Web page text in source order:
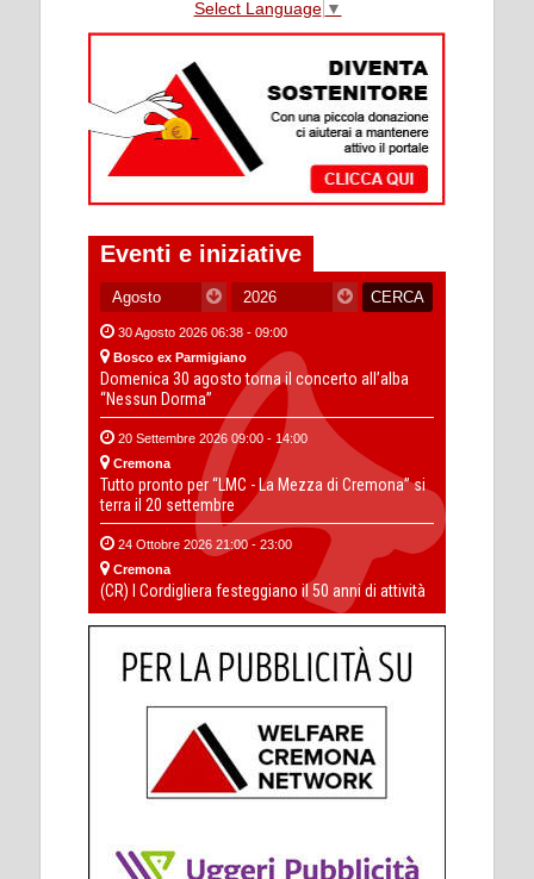
Select Language ▼
Eventi e iniziative
30 Agosto 2026 06:38 - 09:00
Bosco ex Parmigiano
Domenica 30 agosto torna il concerto all’alba
“Nessun Dorma”
20 Settembre 2026 09:00 - 14:00
Cremona
Tutto pronto per “LMC - La Mezza di Cremona” si
terra il 20 settembre
24 Ottobre 2026 21:00 - 23:00
Cremona
(CR) I Cordigliera festeggiano il 50 anni di attività